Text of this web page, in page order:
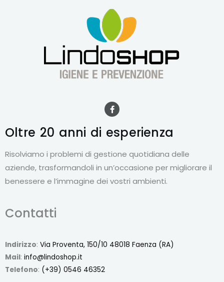
F
a
e
b
o
k
-
Oltre 20 anni di esperienza
Risolviamo i problemi di gestione quotidiana delle
aziende, trasformandoli in un’occasione per migliorare il
benessere e l’immagine dei vostri ambienti.
Contatti
Indirizzo: Via Proventa, 150/10 48018 Faenza (RA)
Mail: info@lindoshop.it
Telefono: (+39) 0546 46352